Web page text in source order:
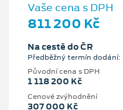
Vaše cena s DPH
811 200 Kč
Na cestě do ČR
Předběžný termín dodání:
Původní cena s DPH
1 118 200 Kč
Cenové zvýhodnění
307 000 Kč